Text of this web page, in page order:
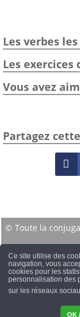
Ce site utilise des
navigation, vous
cookies pour les
personnalisation des
sur les réseaux
OK
Les verbes
Les
Vous avez
Partagez

© Toute la